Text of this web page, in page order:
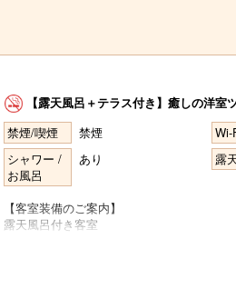
【露天風呂＋テラス付き】癒しの洋室
禁煙/喫煙
禁煙 Wi-
シャワー /
お風呂
あり 露
【客室装備のご案内】
露天風呂付き客室